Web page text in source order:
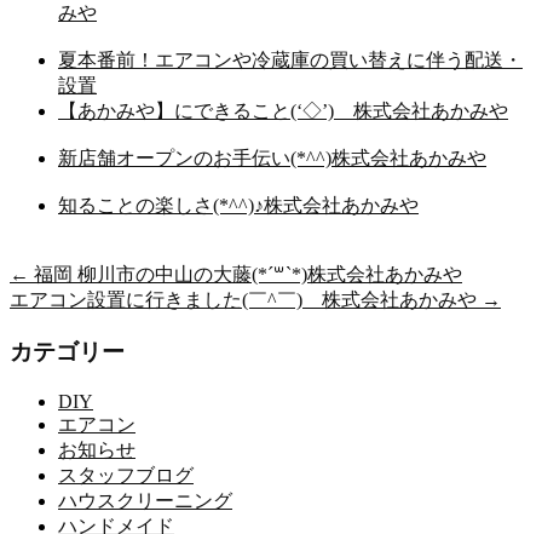
みや
夏本番前！エアコンや冷蔵庫の買い替えに伴う配送・
設置
【あかみや】にできること(‘◇’)ゞ株式会社あかみや
新店舗オープンのお手伝い(*^^)株式会社あかみや
知ることの楽しさ(*^^)♪株式会社あかみや
← 福岡 柳川市の中山の大藤(*´꒳`*)株式会社あかみや
エアコン設置に行きました(￣^￣)ゞ株式会社あかみや →
カテゴリー
DIY
エアコン
お知らせ
スタッフブログ
ハウスクリーニング
ハンドメイド